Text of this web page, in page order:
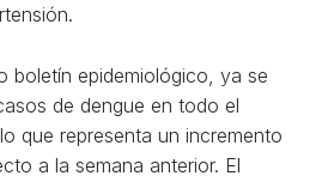
boletín epidemiológico, ya se
de dengue en todo el
que representa un incremento
a la semana anterior. El